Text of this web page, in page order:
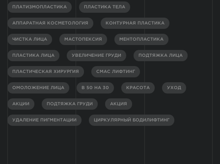
ПЛАТИЗМОПЛАСТИКА ПЛАСТИКА ТЕЛА
АППАРАТНАЯ КОСМЕТОЛОГИЯ КОНТУРНАЯ ПЛАСТИКА
ЧИСТКА ЛИЦА МАСТОПЕКСИЯ МЕНТОПЛАСТИКА
ПЛАСТИКА ЛИЦА УВЕЛИЧЕНИЕ ГРУДИ ПОДТЯЖКА ЛИЦА
ПЛАСТИЧЕСКАЯ ХИРУРГИЯ СМАС ЛИФТИНГ
ОМОЛОЖЕНИЕ ЛИЦА В 50 НА 30 КРАСОТА УХОД
АКЦИИ ПОДТЯЖКА ГРУДИ АКЦИЯ
УДАЛЕНИЕ ПИГМЕНТАЦИИ ЦИРКУЛЯРНЫЙ БОДИЛИФТИНГ